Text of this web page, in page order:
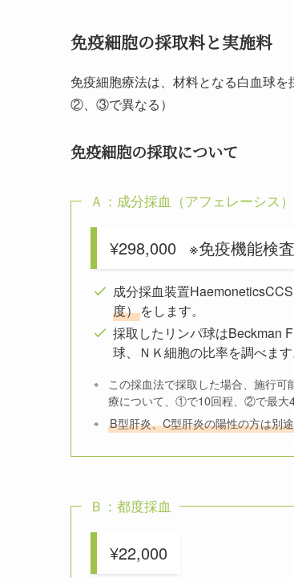
免疫細胞の採取料と実施料
免疫細胞療法は、材料となる白血球
②、③で異なる）
免疫細胞の採取について
Ａ：成分採血（アフェレーシス）
¥298,000 ※免疫機能検
成分採血装置
度）をします。
採取したリンパ球はBeckman
球、ＮＫ細胞の比率を調べます
この採血法で採取した場合、施行
療について、①で10回程、②で最大
B型肝炎、C型肝炎の陽性の方は別
Ｂ：都度採血
¥22,000